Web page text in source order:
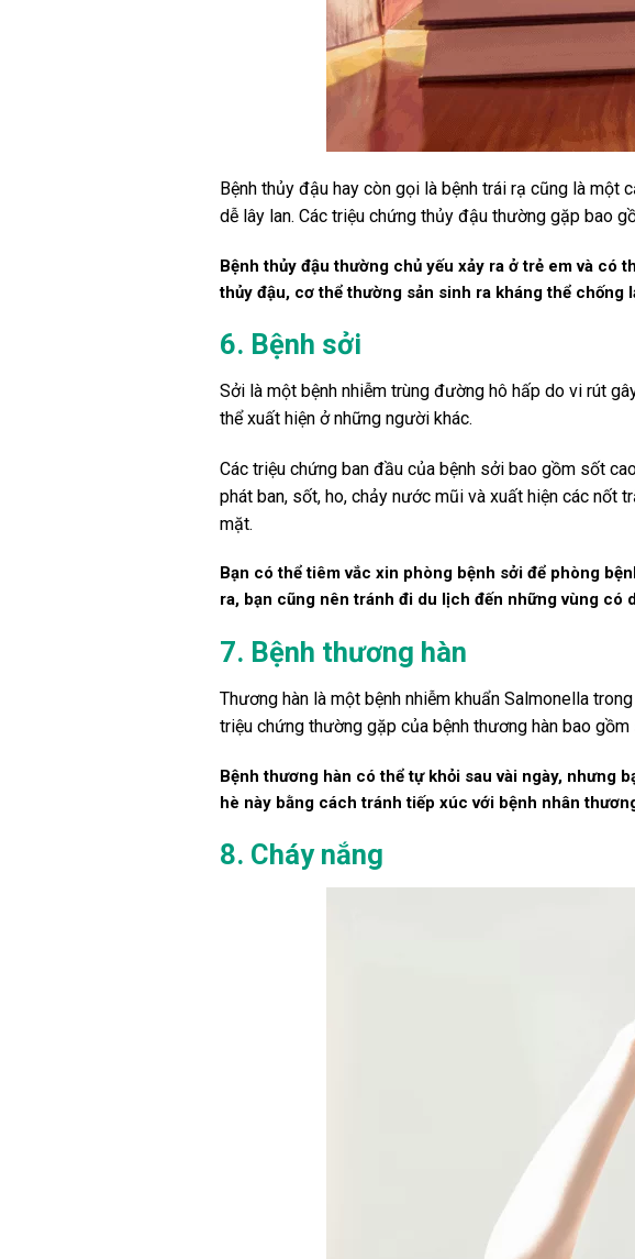
Bệnh thủy đậu hay còn gọi là bệnh trái rạ cũng là một
dễ lây lan. Các triệu chứng thủy đậu thường gặp bao
Bệnh thủy đậu thường chủ yếu xảy ra ở trẻ em và có
thủy đậu, cơ thể thường sản sinh ra kháng thể
6. Bệnh sởi
Sởi là một bệnh nhiễm trùng đường hô hấp do vi rút
thể xuất hiện ở những người khác.
Các triệu chứng ban đầu của bệnh sởi bao gồm sốt
phát ban, sốt, ho, chảy nước mũi và xuất hiện các nốt
mặt.
Bạn có thể tiêm vắc xin phòng bệnh sởi để phòng
ra, bạn cũng nên tránh đi du lịch đến những vùng
7. Bệnh thương hàn
Thương hàn là một bệnh nhiễm khuẩn Salmonella
triệu chứng thường gặp của bệnh thương hàn bao
Bệnh thương hàn có thể tự khỏi sau vài ngày, nhưng
hè này bằng cách tránh tiếp xúc với bệnh nhân
8. Cháy nắng